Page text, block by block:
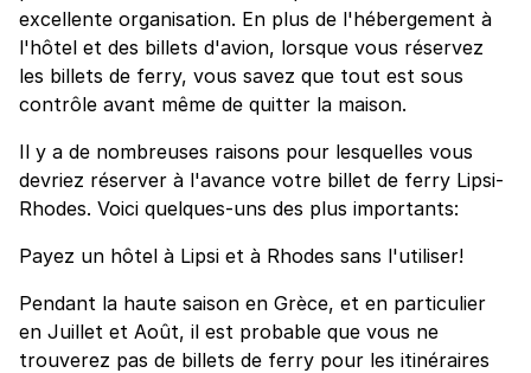
excellente organisation. En plus de l'hébergement à
l'hôtel et des billets d'avion, lorsque vous réservez
les billets de ferry, vous savez que tout est sous
contrôle avant même de quitter la maison.
Il y a de nombreuses raisons pour lesquelles vous
devriez réserver à l'avance votre billet de ferry Lipsi-
Rhodes. Voici quelques-uns des plus importants:
Payez un hôtel à Lipsi et à Rhodes sans l'utiliser!
Pendant la haute saison en Grèce, et en particulier
en Juillet et Août, il est probable que vous ne
trouverez pas de billets de ferry pour les itinéraires